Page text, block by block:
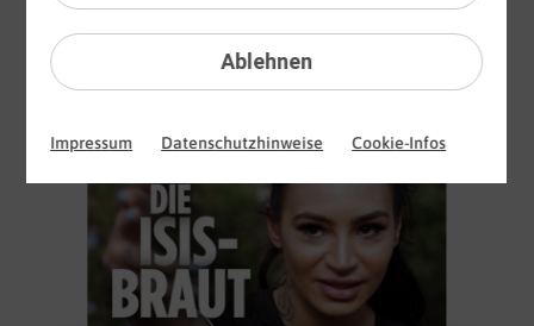
Freier Zugang
Sie haben uneingeschränkten Zugriff auf alle Inhalte von
BILD.de, SportBild.de und in den BILD Apps.
Ablehnen
Impressum Datenschutzhinweise Cookie-Infos